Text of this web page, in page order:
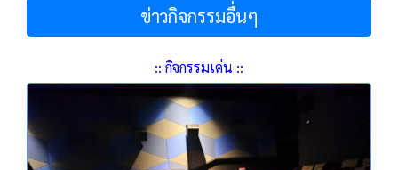
ข่าวกิจกรรมอื่นๆ
:: กิจกรรมเด่น ::